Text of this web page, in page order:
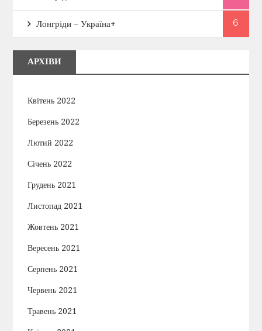
Лонгріди – Україна+ 6
АРХІВИ
Квітень 2022
Березень 2022
Лютий 2022
Січень 2022
Грудень 2021
Листопад 2021
Жовтень 2021
Вересень 2021
Серпень 2021
Червень 2021
Травень 2021